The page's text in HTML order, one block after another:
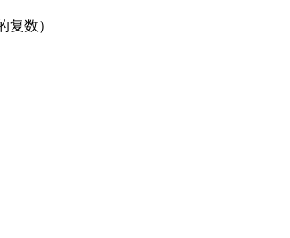
复数）